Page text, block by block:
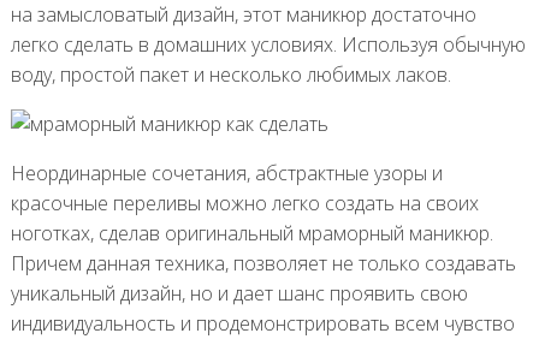
на замысловатый дизайн, этот маникюр достаточно
легко сделать в домашних условиях. Используя обычную
воду, простой пакет и несколько любимых лаков.
Неординарные сочетания, абстрактные узоры и
красочные переливы можно легко создать на своих
ноготках, сделав оригинальный мраморный маникюр.
Причем данная техника, позволяет не только создавать
уникальный дизайн, но и дает шанс проявить свою
индивидуальность и продемонстрировать всем чувство